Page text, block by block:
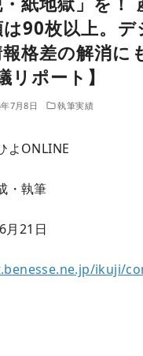
90枚以上。
格差の解消に
リポート】
7月8日 執筆実績
よONLINE
・執筆
月21日
ikuji/